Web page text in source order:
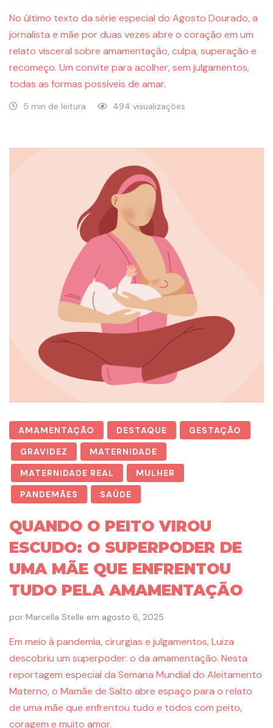
No último texto da série especial do Agosto Dourado, a
jornalista e mãe por duas vezes abre o coração em um
relato visceral sobre amamentação, culpa, superação e
recomeço. Um convite para acolher, sem julgamentos,
todas as formas possíveis de amar.
5 min de leitura 494 visualizações
AMAMENTAÇÃO DESTAQUE
GESTAÇÃO
GRAVIDEZ
MATERNIDADE
MATERNIDADE REAL
MULHER
PANDEMÃES
SAÚDE
QUANDO O PEITO VIROU
ESCUDO: O SUPERPODER DE
UMA MÃE QUE ENFRENTOU
TUDO PELA AMAMENTAÇÃO
por Marcella Stelle em agosto 6, 2025
Em meio à pandemia, cirurgias e julgamentos, Luiza
descobriu um superpoder: o da amamentação. Nesta
reportagem especial da Semana Mundial do Aleitamento
Materno, o Mamãe de Salto abre espaço para o relato
de uma mãe que enfrentou tudo e todos com peito,
coragem e muito amor.